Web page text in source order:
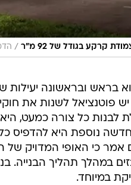
קרקע בגודל של 92 מ"ר /
ובראשונה יעילות
פוטנציאל לשנות את
לבנות כל צורה כמעט,
נוספת היא להדפיס כל
אמר כי האופי המדויק
במהלך תהליך
במיוחד.